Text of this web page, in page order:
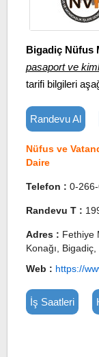
Bigadiç Nüfus
pasaport ve
tarifi bilgileri
Randevu Al
Nüfus ve
Daire
Telefon : 0-
Randevu T :
Adres : Fethiye
Konağı, Bigadiç,
Web : https://
İş Saatleri